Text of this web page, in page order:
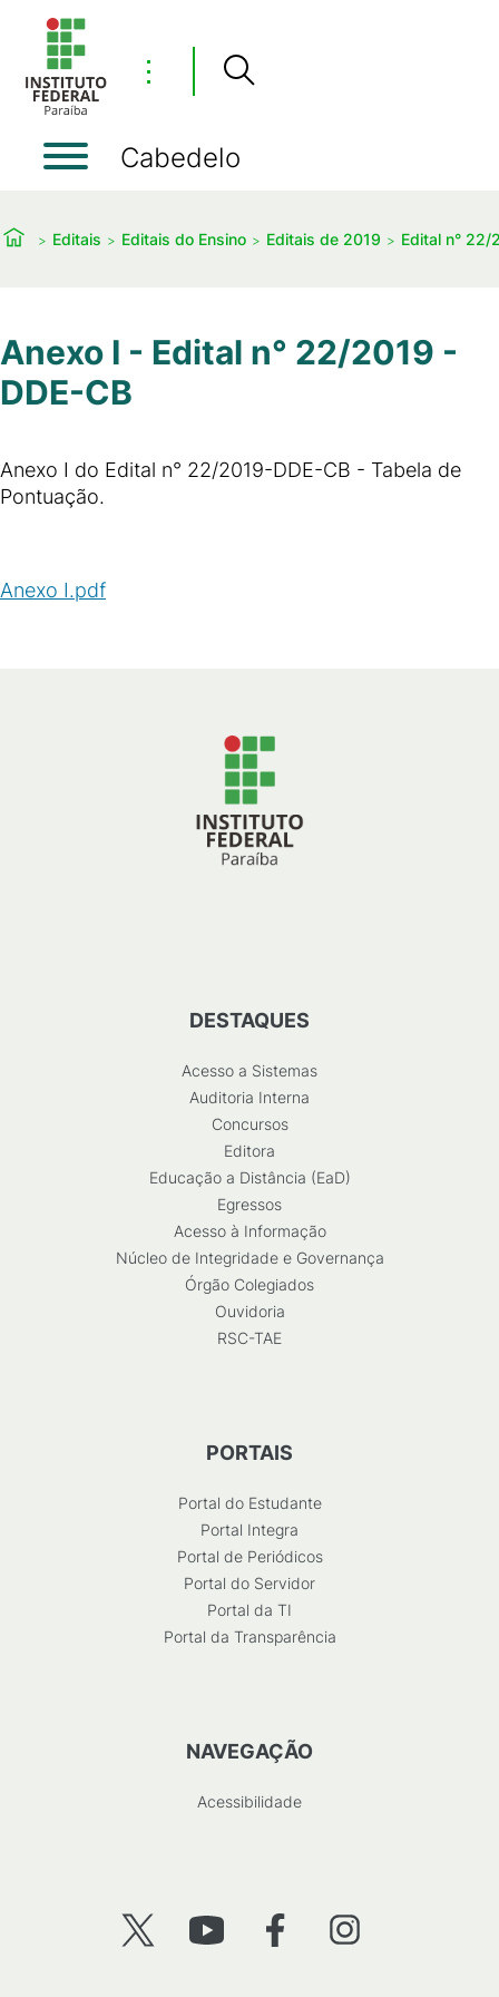
⋮
Cabedelo
Editais Editais do Ensino Editais de 2019 Edital n° 22/
Anexo I - Edital n° 22/2019 -
DDE-CB
Anexo I do Edital n° 22/2019-DDE-CB - Tabela de
Pontuação.
Anexo I.pdf
DESTAQUES
Acesso a Sistemas
Auditoria Interna
Concursos
Editora
Educação a Distância (EaD)
Egressos
Acesso à Informação
Núcleo de Integridade e Governança
Órgão Colegiados
Ouvidoria
RSC-TAE
PORTAIS
Portal do Estudante
Portal Integra
Portal de Periódicos
Portal do Servidor
Portal da TI
Portal da Transparência
NAVEGAÇÃO
Acessibilidade